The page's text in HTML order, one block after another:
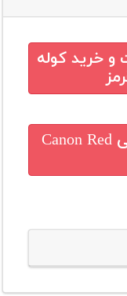
و خریدکوله
Canon Red